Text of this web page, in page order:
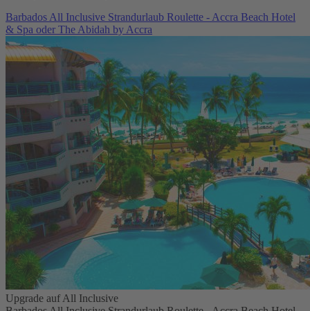
Barbados All Inclusive Strandurlaub Roulette - Accra Beach Hotel
& Spa oder The Abidah by Accra
Upgrade auf All Inclusive